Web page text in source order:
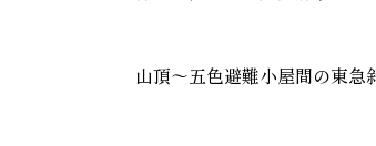
山頂～五色避難小屋間の東